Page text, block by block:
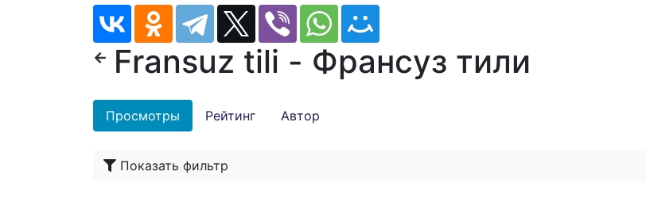
Fransuz tili - Франсуз тили
Просмотры Рейтинг Автор
Показать фильтр